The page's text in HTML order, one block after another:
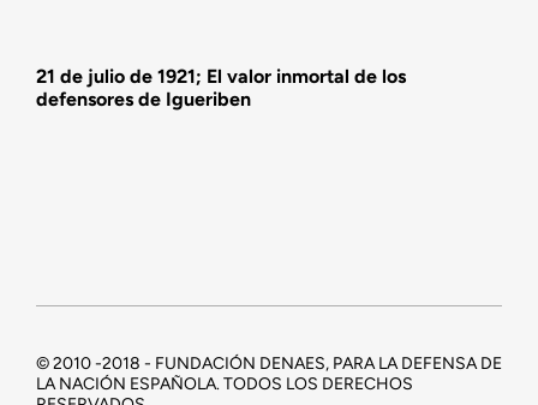
21 de julio de 1921; El valor inmortal de los
defensores de Igueriben
© 2010 -2018 - FUNDACIÓN DENAES, PARA LA DEFENSA DE
LA NACIÓN ESPAÑOLA. TODOS LOS DERECHOS